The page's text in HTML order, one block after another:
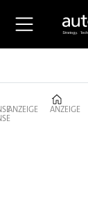
ANZEIGE ANZEIGE